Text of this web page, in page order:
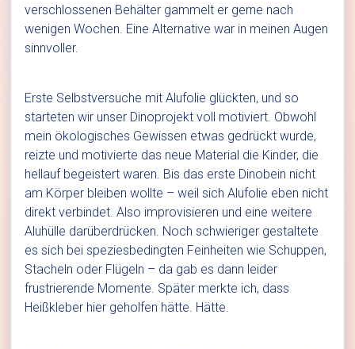
verschlossenen Behälter gammelt er gerne nach
wenigen Wochen. Eine Alternative war in meinen Augen
sinnvoller.
Erste Selbstversuche mit Alufolie glückten, und so
starteten wir unser Dinoprojekt voll motiviert. Obwohl
mein ökologisches Gewissen etwas gedrückt wurde,
reizte und motivierte das neue Material die Kinder, die
hellauf begeistert waren. Bis das erste Dinobein nicht
am Körper bleiben wollte – weil sich Alufolie eben nicht
direkt verbindet. Also improvisieren und eine weitere
Aluhülle darüberdrücken. Noch schwieriger gestaltete
es sich bei speziesbedingten Feinheiten wie Schuppen,
Stacheln oder Flügeln – da gab es dann leider
frustrierende Momente. Später merkte ich, dass
Heißkleber hier geholfen hätte. Hätte.